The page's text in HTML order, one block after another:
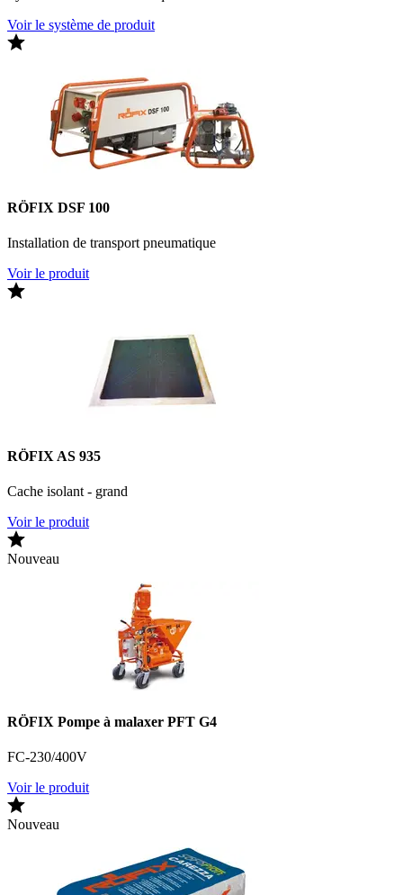
Voir le système de produit
RÖFIX DSF 100
Installation de transport pneumatique
Voir le produit
RÖFIX AS 935
Cache isolant - grand
Voir le produit
Nouveau
RÖFIX Pompe à malaxer PFT G4
FC-230/400V
Voir le produit
Nouveau